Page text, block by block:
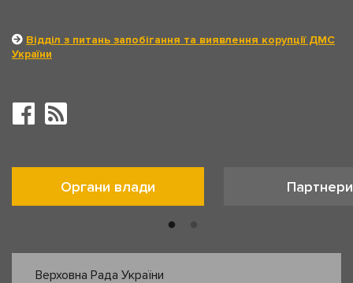
Відділ з питань запобігання та виявлення корупції ДМС
України
Органи влади Партнери
Верховна Рада України